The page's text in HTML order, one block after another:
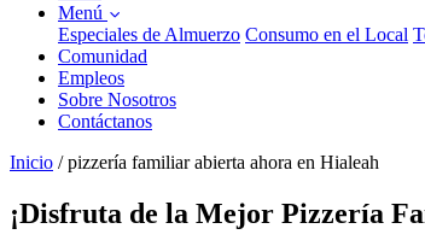
Menú
Especiales de Almuerzo Consumo en el Local
Comunidad
Empleos
Sobre Nosotros
Contáctanos
Inicio / pizzería familiar abierta ahora en Hialeah
¡Disfruta de la Mejor Pizzería